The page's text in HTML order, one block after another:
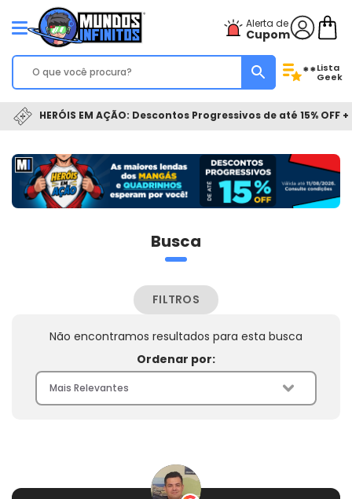
Alerta de
Cupom
**Lista
Geek
HERÓIS EM AÇÃO: Descontos Progressivos de até 15% OFF
Busca
FILTROS
Não encontramos resultados para esta busca
Ordenar por: